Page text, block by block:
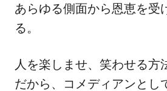
あらゆる側面から恩恵を受
る。
人を楽しませ、笑わせる方
だから、コメディアンとし